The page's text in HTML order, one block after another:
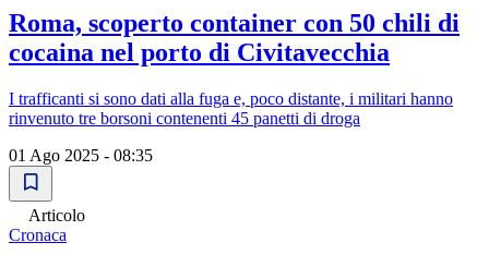
Roma, scoperto container con 50 chili di
cocaina nel porto di Civitavecchia
I trafficanti si sono dati alla fuga e, poco distante, i militari hanno
rinvenuto tre borsoni contenenti 45 panetti di droga
01 Ago 2025 - 08:35
Articolo
Cronaca